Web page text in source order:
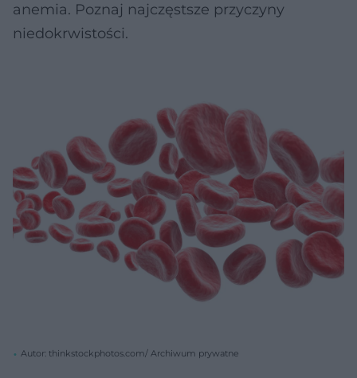
anemia. Poznaj najczęstsze przyczyny
niedokrwistości.
Autor: thinkstockphotos.com/ Archiwum prywatne